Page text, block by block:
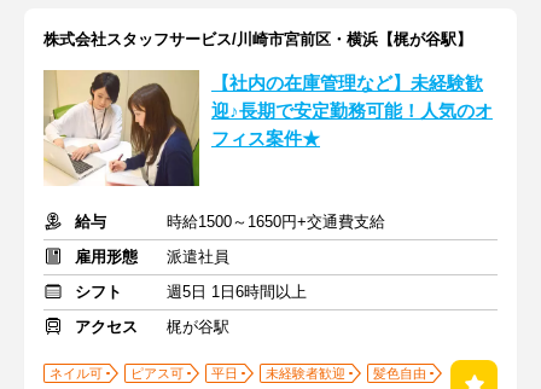
株式会社スタッフサービス/川崎市宮前区・横浜【梶が谷駅】
【社内の在庫管理など】未経験歓
迎♪長期で安定勤務可能！人気のオ
フィス案件★
給与
時給1500～1650円+交通費支給
雇用形態
派遣社員
シフト
週5日 1日6時間以上
アクセス
梶が谷駅
ネイル可 ピアス可 平日 未経験者歓迎
髪色自由